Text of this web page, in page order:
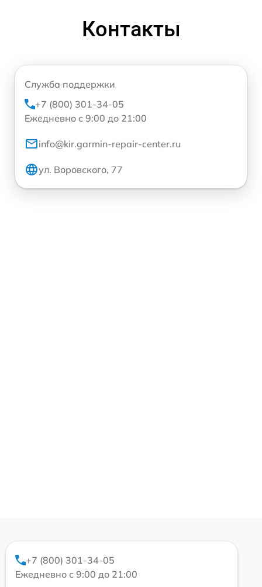
Контакты
Служба поддержки
+7 (800) 301-34-05
Ежедневно с 9:00 до 21:00
info@kir.garmin-repair-center.ru
ул. Воровского, 77
+7 (800) 301-34-05
Ежедневно с 9:00 до 21:00